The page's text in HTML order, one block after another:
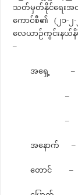
သတ်မှတ်နိုင်ရေးအတွ
ကောင်စီ၏ (၂၁-၂
လေယာဉ်ကွင်းနယ်
–
အရှေ့ – F- ၈
– F- ၈၇၀၀
– F- ၈၇၅၀
အနောက် – F-
တောင် – L- ၈